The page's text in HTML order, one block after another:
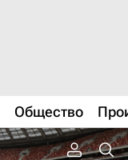
Общество